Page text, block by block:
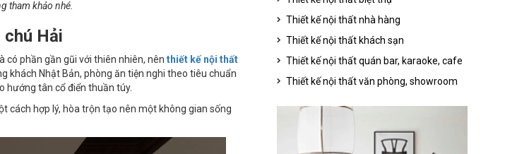
tham khảo nhé.
Hải
phần gần gũi với thiên nhiên, nên thiết kế nội thất
khách Nhật Bản, phòng ăn tiện nghi theo tiêu chuẩn
hướng tân cổ điển thuần túy.
cách hợp lý, hòa trộn tạo nên một không gian sống
Thiết kế nội thất nhà hàng
Thiết kế nội thất khách sạn
Thiết kế nội thất quán bar, karaoke, cafe
Thiết kế nội thất văn phòng, showroom